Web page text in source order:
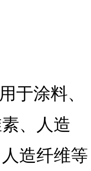
于涂料、
、人造
造纤维等